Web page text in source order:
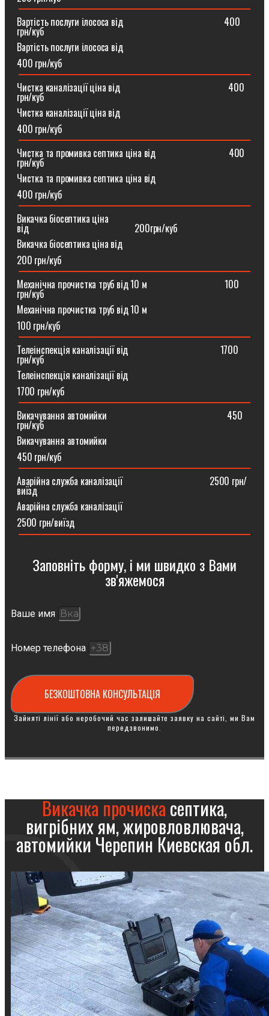
Вартість послуги ілососа від ⠀⠀⠀⠀⠀⠀⠀⠀⠀⠀⠀⠀⠀⠀400
грн/куб
Вартість послуги ілососа від
400 грн/куб
Чистка каналізації ціна від ⠀⠀⠀⠀⠀⠀⠀⠀⠀⠀⠀⠀⠀⠀⠀400
грн/куб
Чистка каналізації ціна від
400 грн/куб
Чистка та промивка септика ціна від ⠀⠀⠀⠀⠀⠀⠀⠀⠀⠀400
грн/куб
Чистка та промивка септика ціна від
400 грн/куб
Викачка біосептика ціна
від⠀⠀⠀⠀⠀⠀⠀⠀⠀⠀⠀⠀⠀⠀⠀200грн/куб
Викачка біосептика ціна від
200 грн/куб
Механічна прочистка труб від 10 м⠀⠀⠀⠀⠀⠀⠀⠀⠀⠀⠀100
грн/куб
Механічна прочистка труб від 10 м
100 грн/куб
Телеінспекція каналізації від⠀⠀⠀⠀⠀⠀⠀⠀⠀⠀⠀⠀⠀1700
грн/куб
Телеінспекція каналізації від
1700 грн/куб
Викачування автомийки⠀⠀⠀⠀⠀⠀⠀⠀⠀⠀⠀⠀⠀⠀⠀⠀⠀450
грн/куб
Викачування автомийки
450 грн/куб
Аварійна служба каналізації ⠀⠀⠀⠀⠀⠀⠀⠀⠀⠀⠀⠀2500 грн/
виїзд
Аварійна служба каналізації
2500 грн/виїзд
Заповніть форму, і ми швидко з Вами
зв'яжемося
Ваше имя
Номер телефона
БЕЗКОШТОВНА КОНСУЛЬТАЦІЯ
Зайняті лінії або неробочий час залишайте заявку на сайті, ми Вам
передзвонимо.
Викачка прочискасептика,
вигрібних ям, жировловлювача,
автомийки Черепин Киевская обл.